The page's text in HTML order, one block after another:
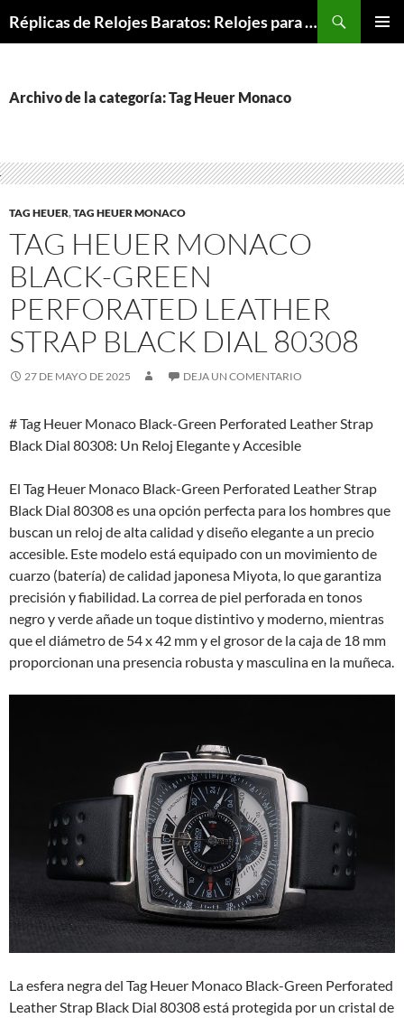
Réplicas de Relojes Baratos: Relojes para Todos los Bolsillos, Relojes de Lujo a Precios Bajos
Archivo de la categoría: Tag Heuer Monaco
TAG HEUER,TAG HEUER MONACO
TAG HEUER MONACO
BLACK-GREEN
PERFORATED LEATHER
STRAP BLACK DIAL 80308
27 DE MAYO DE 2025 DEJA UN COMENTARIO
# Tag Heuer Monaco Black-Green Perforated Leather Strap
Black Dial 80308: Un Reloj Elegante y Accesible
El Tag Heuer Monaco Black-Green Perforated Leather Strap
Black Dial 80308 es una opción perfecta para los hombres que
buscan un reloj de alta calidad y diseño elegante a un precio
accesible. Este modelo está equipado con un movimiento de
cuarzo (batería) de calidad japonesa Miyota, lo que garantiza
precisión y fiabilidad. La correa de piel perforada en tonos
negro y verde añade un toque distintivo y moderno, mientras
que el diámetro de 54 x 42 mm y el grosor de la caja de 18 mm
proporcionan una presencia robusta y masculina en la muñeca.
La esfera negra del Tag Heuer Monaco Black-Green Perforated
Leather Strap Black Dial 80308 está protegida por un cristal de